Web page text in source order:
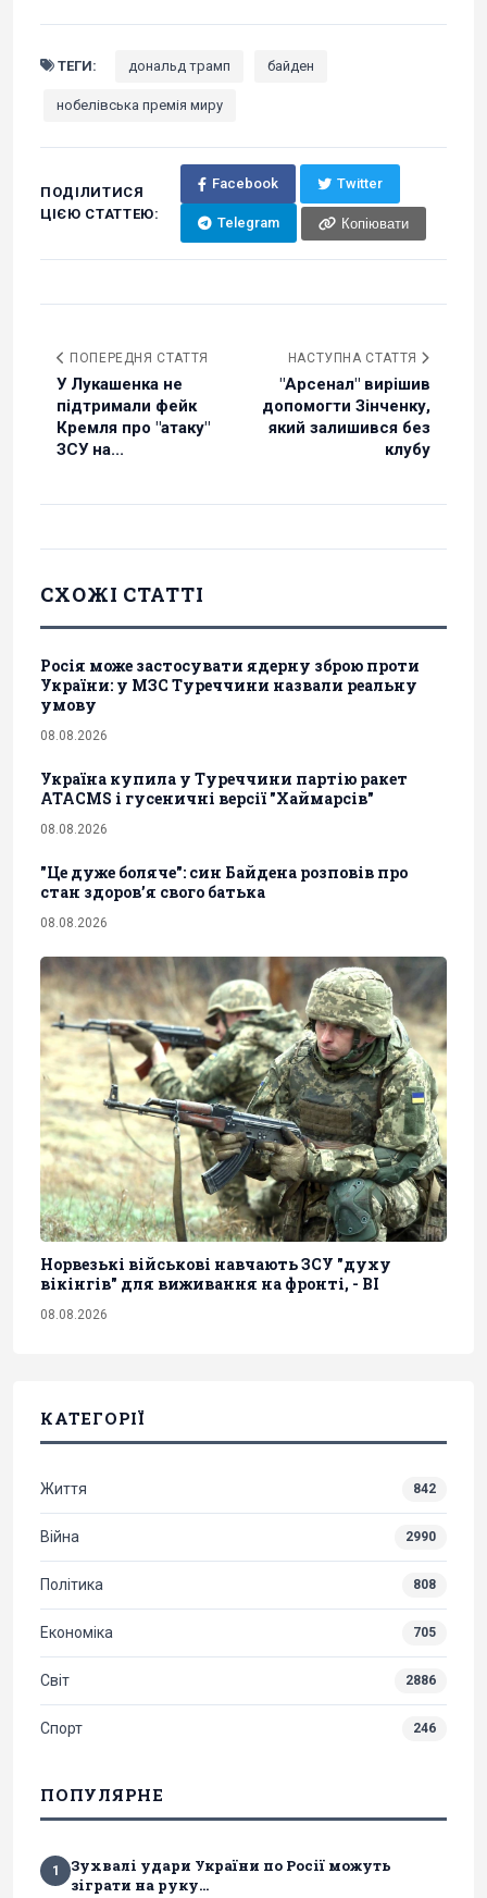
ТЕГИ: дональд трамп байден
нобелівська премія миру
ПОДІЛИТИСЯ
ЦІЄЮ СТАТТЕЮ:
Facebook Twitter
Telegram Копіювати
ПОПЕРЕДНЯ СТАТТЯ
У Лукашенка не
підтримали фейк
Кремля про "атаку"
ЗСУ на...
НАСТУПНА СТАТТЯ
"Арсенал" вирішив
допомогти Зінченку,
який залишився без
клубу
СХОЖІ СТАТТІ
Росія може застосувати ядерну зброю проти
України: у МЗС Туреччини назвали реальну
умову
08.08.2026
Україна купила у Туреччини партію ракет
ATACMS і гусеничні версії "Хаймарсів"
08.08.2026
"Це дуже боляче": син Байдена розповів про
стан здоров’я свого батька
08.08.2026
Норвезькі військові навчають ЗСУ "духу
вікінгів" для виживання на фронті, - BI
08.08.2026
КАТЕГОРІЇ
Життя 842
Війна 2990
Політика 808
Економіка 705
Світ 2886
Спорт 246
ПОПУЛЯРНЕ
1
Зухвалі удари України по Росії можуть
зіграти на руку...